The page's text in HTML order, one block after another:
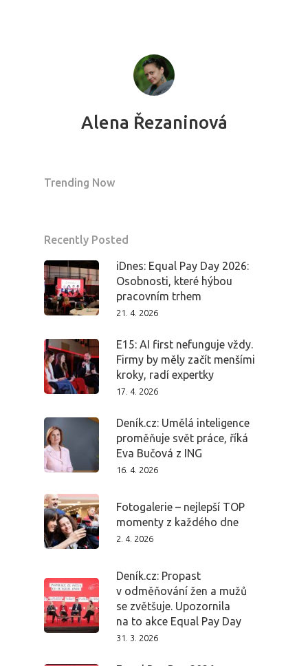
Alena Řezaninová
Trending Now
Recently Posted
iDnes: Equal Pay Day 2026:
Osobnosti, které hýbou
pracovním trhem
21. 4. 2026
E15: AI first nefunguje vždy.
Firmy by měly začít menšími
kroky, radí expertky
17. 4. 2026
Deník.cz: Umělá inteligence
proměňuje svět práce, říká
Eva Bučová z ING
16. 4. 2026
Fotogalerie – nejlepší TOP
momenty z každého dne
2. 4. 2026
Deník.cz: Propast
v odměňování žen a mužů
se zvětšuje. Upozornila
na to akce Equal Pay Day
31. 3. 2026